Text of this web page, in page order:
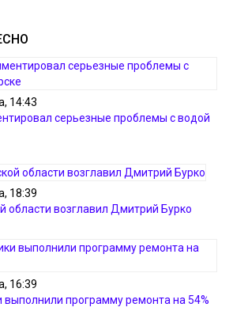
14:43
серьезные проблемы с водой
18:39
области возглавил Дмитрий Бурко
16:39
выполнили программу ремонта на 54%